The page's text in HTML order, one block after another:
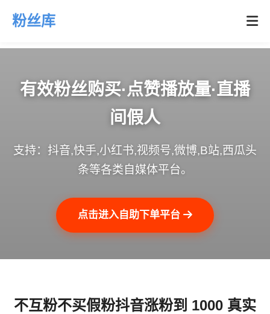
粉丝库
有效粉丝购买·点赞播放量·直播
间假人
支持：抖音,快手,小红书,视频号,微博,B站,西瓜头
条等各类自媒体平台。
点击进入自助下单平台
不互粉不买假粉抖音涨粉到 1000 真实